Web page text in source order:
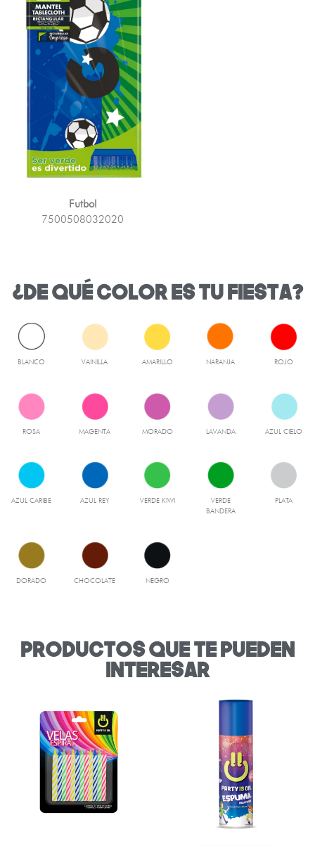
Futbol
7500508032020
¿DE QUÉ COLOR ES TU FIESTA?
BLANCO VAINILLA AMARILLO NARANJA ROJO
ROSA MAGENTA MORADO LAVANDA AZUL CIELO
AZUL CARIBE AZUL REY VERDE KIWI
VERDE
BANDERA
PLATA
DORADO CHOCOLATE NEGRO
productos que te pueden
interesar